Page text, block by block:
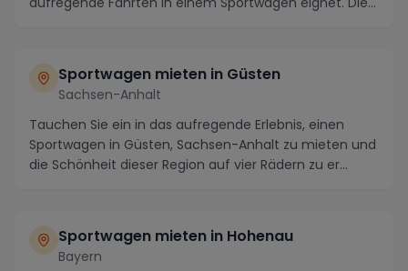
Sportwagen mieten in Güsten
Sachsen-Anhalt
Tauchen Sie ein in das aufregende Erlebnis, einen
Sportwagen in Güsten, Sachsen-Anhalt zu mieten und
die Schönheit dieser Region auf vier Rädern zu er...
Sportwagen mieten in Hohenau
Bayern